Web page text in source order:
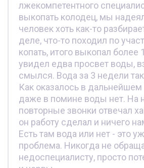
лжекомпетентного
выкопать колодец, мы
человек хоть как-то
деле, что-то походил по
копать, итого выкопал более
увидел едва просвет воды,
смылся. Вода за 3 недели
Как оказалось в
даже в помине воды нет. На
повторные звонки отвечал
он работу сделал и ничего
Есть там вода или нет - это
проблема. Никогда не
недоспециалисту, просто